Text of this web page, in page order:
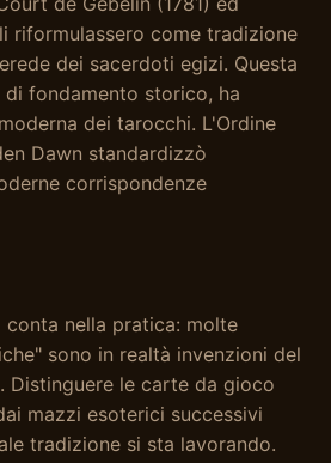
riformulassero come tradizione
dei sacerdoti egizi. Questa
fondamento storico, ha
dei tarocchi. L'Ordine
Dawn standardizzò
corrispondenze
conta nella pratica: molte
sono in realtà invenzioni del
Distinguere le carte da gioco
mazzi esoterici successivi
tradizione si sta lavorando.